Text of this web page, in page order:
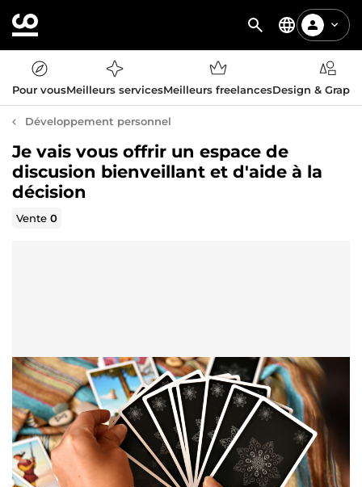
Pour vousMeilleurs servicesMeilleurs freelancesDesign &
Développement personnel
Je vais vous offrir un espace de
discusion bienveillant et d'aide à la
décision
Vente0